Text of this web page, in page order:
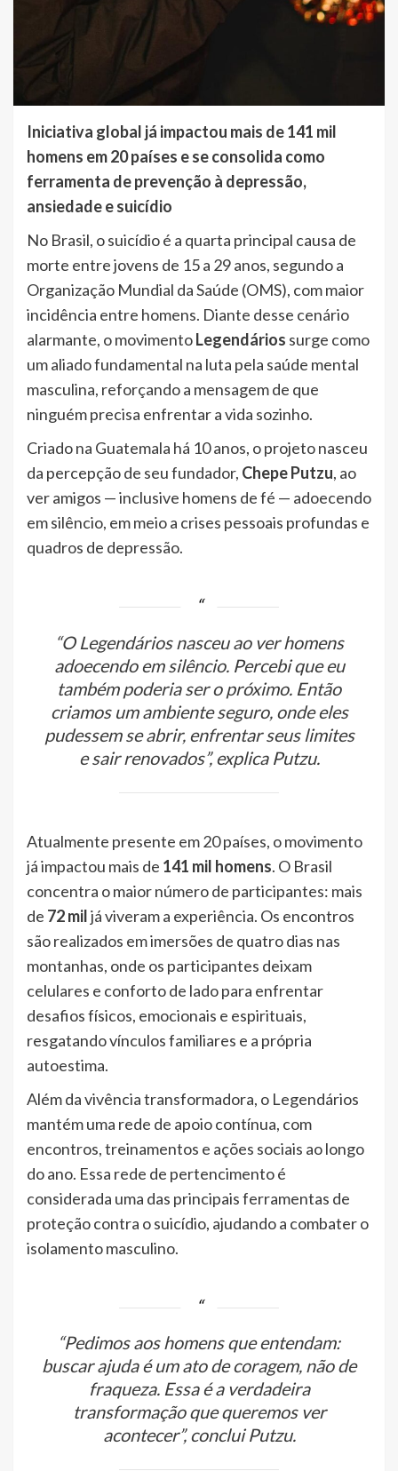
Iniciativa global já impactou mais de 141 mil
homens em 20 países e se consolida como
ferramenta de prevenção à depressão,
ansiedade e suicídio
No Brasil, o suicídio é a quarta principal causa de
morte entre jovens de 15 a 29 anos, segundo a
Organização Mundial da Saúde (OMS), com maior
incidência entre homens. Diante desse cenário
alarmante, o movimentoLegendários surge como
um aliado fundamental na luta pela saúde mental
masculina, reforçando a mensagem de que
ninguém precisa enfrentar a vida sozinho.
Criado na Guatemala há 10 anos, o projeto nasceu
da percepção de seu fundador, Chepe Putzu, ao
ver amigos — inclusive homens de fé — adoecendo
em silêncio, em meio a crises pessoais profundas e
quadros de depressão.
“O Legendários nasceu ao ver homens
adoecendo em silêncio. Percebi que eu
também poderia ser o próximo. Então
criamos um ambiente seguro, onde eles
pudessem se abrir, enfrentar seus limites
e sair renovados”, explica Putzu.
Atualmente presente em 20 países, o movimento
já impactou mais de 141 mil homens. O Brasil
concentra o maior número de participantes: mais
de 72 miljá viveram a experiência. Os encontros
são realizados em imersões de quatro dias nas
montanhas, onde os participantes deixam
celulares e conforto de lado para enfrentar
desafios físicos, emocionais e espirituais,
resgatando vínculos familiares e a própria
autoestima.
Além da vivência transformadora, o Legendários
mantém uma rede de apoio contínua, com
encontros, treinamentos e ações sociais ao longo
do ano. Essa rede de pertencimento é
considerada uma das principais ferramentas de
proteção contra o suicídio, ajudando a combater o
isolamento masculino.
“Pedimos aos homens que entendam:
buscar ajuda é um ato de coragem, não de
fraqueza. Essa é a verdadeira
transformação que queremos ver
acontecer”, conclui Putzu.